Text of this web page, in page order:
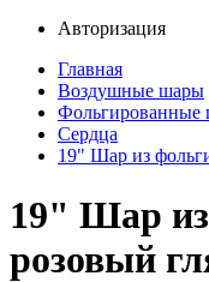
Авторизация
Главная
Воздушные шары
Фольгированные
Сердца
19" Шар из
19" Шар
розовый